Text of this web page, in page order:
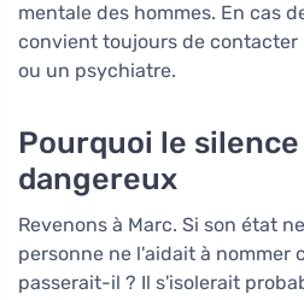
mentale des hommes. En cas
convient toujours de
ou un psychiatre.
Pourquoi le
dangereux
Revenons à Marc. Si son état
personne ne l'aidait à nommer
passerait-il ? Il s'isolerait